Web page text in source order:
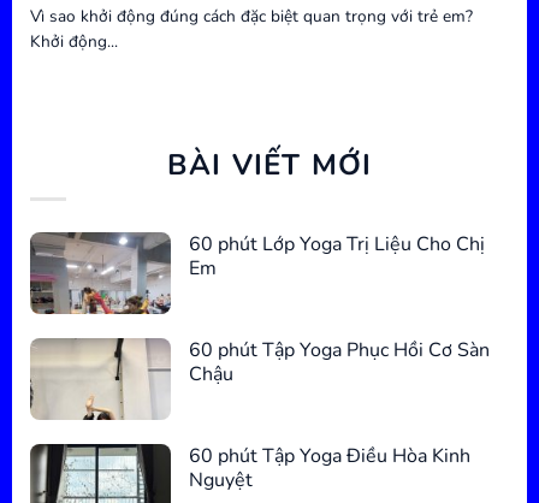
Vì sao khởi động đúng cách đặc biệt quan trọng với trẻ em?
Khởi động...
BÀI VIẾT MỚI
60 phút Lớp Yoga Trị Liệu Cho Chị
Em
60 phút Tập Yoga Phục Hồi Cơ Sàn
Chậu
60 phút Tập Yoga Điều Hòa Kinh
Nguyệt